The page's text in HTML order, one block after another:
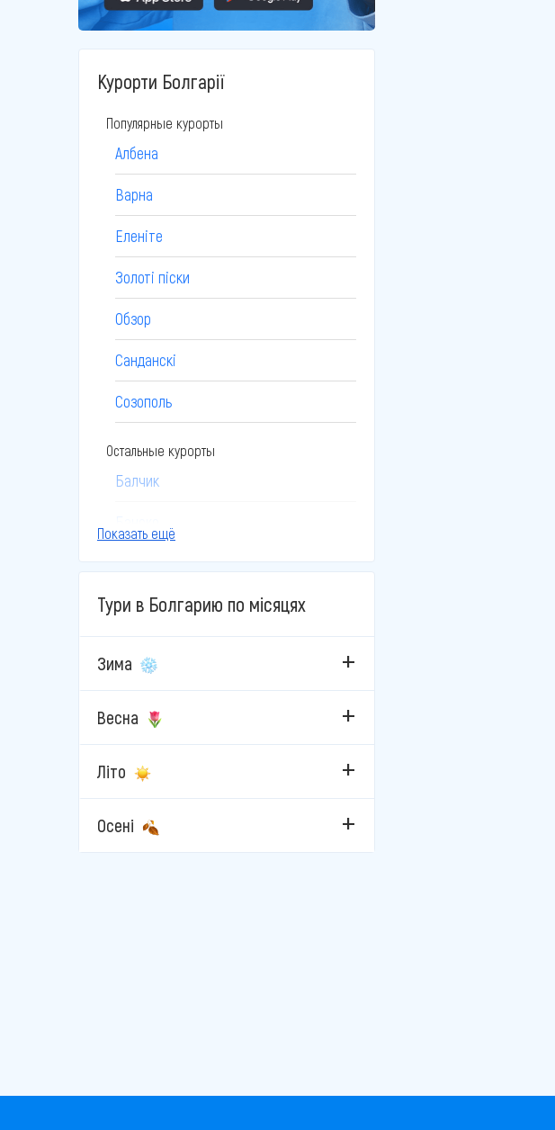
Курорти Болгарії
Популярные курорты
Албена
Варна
Еленіте
Золоті піски
Обзор
Санданскі
Созополь
Остальные курорты
Балчик
Боровец
Бургас
Велико-Тырново
Велинград
Каварна
Кранево
Приморсько
Показать ещё
Тури в Болгарию по місяцях
Зима
Весна
Літо
Осені